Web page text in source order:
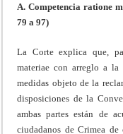
A. Competencia ratione
79 a 97)
La Corte explica que,
materiae con arreglo a
medidas objeto de la
disposiciones de la
ambas partes están de
ciudadanos de Crimea